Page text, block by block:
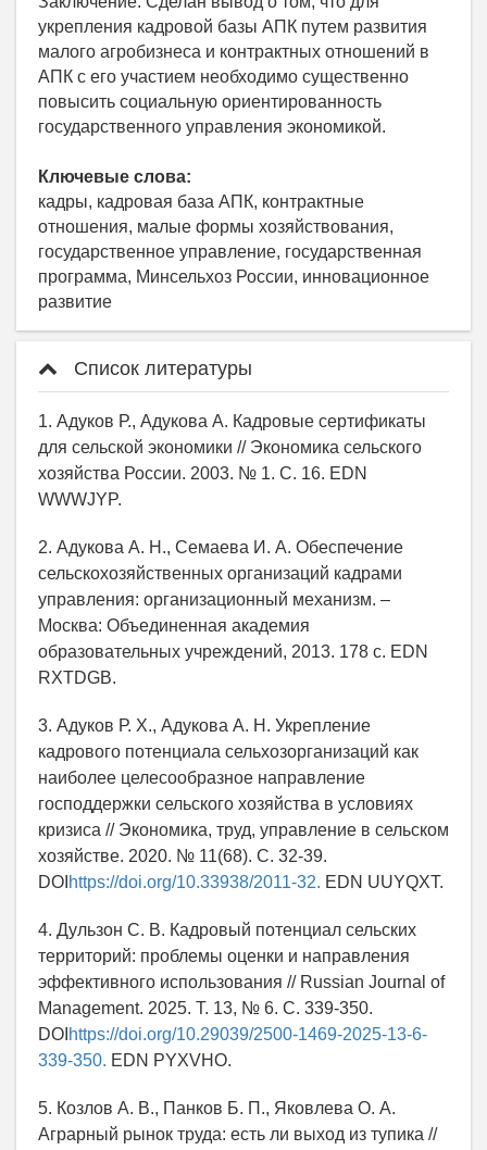
укрепления кадровой базы АПК путем развития
малого агробизнеса и контрактных отношений в
АПК с его участием необходимо существенно
повысить социальную ориентированность
государственного управления экономикой.
Ключевые слова:
кадры, кадровая база АПК, контрактные
отношения, малые формы хозяйствования,
государственное управление, государственная
программа, Минсельхоз России, инновационное
развитие
Список литературы
1. Адуков Р., Адукова А. Кадровые сертификаты
для сельской экономики // Экономика сельского
хозяйства России. 2003. № 1. С. 16. EDN
WWWJYP.
2. Адукова А. Н., Семаева И. А. Обеспечение
сельскохозяйственных организаций кадрами
управления: организационный механизм. –
Москва: Объединенная академия
образовательных учреждений, 2013. 178 с. EDN
RXTDGB.
3. Адуков Р. Х., Адукова А. Н. Укрепление
кадрового потенциала сельхозорганизаций как
наиболее целесообразное направление
господдержки сельского хозяйства в условиях
кризиса // Экономика, труд, управление в сельском
хозяйстве. 2020. № 11(68). С. 32-39.
DOI https://doi.org/10.33938/2011-32. EDN UUYQXT.
4. Дульзон С. В. Кадровый потенциал сельских
территорий: проблемы оценки и направления
эффективного использования // Russian Journal of
Management. 2025. Т. 13, № 6. С. 339-350.
DOI https://doi.org/10.29039/2500-1469-2025-13-6-
339-350. EDN PYXVHO.
5. Козлов А. В., Панков Б. П., Яковлева О. А.
Аграрный рынок труда: есть ли выход из тупика //